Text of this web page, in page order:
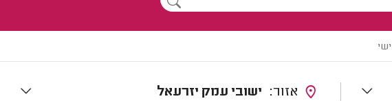
ישובי עמק יזרעאל